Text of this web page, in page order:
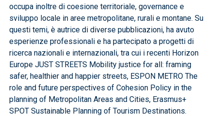
occupa inoltre di coesione territoriale, governance e
sviluppo locale in aree metropolitane, rurali e montane. Su
questi temi, è autrice di diverse pubblicazioni, ha avuto
esperienze professionali e ha partecipato a progetti di
ricerca nazionali e internazionali, tra cui i recenti Horizon
Europe JUST STREETS Mobility justice for all: framing
safer, healthier and happier streets, ESPON METRO The
role and future perspectives of Cohesion Policy in the
planning of Metropolitan Areas and Cities, Erasmus+
SPOT Sustainable Planning of Tourism Destinations.